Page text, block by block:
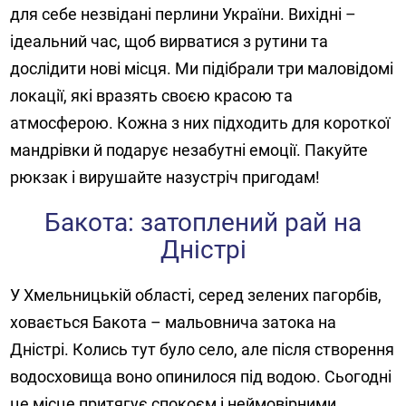
для себе незвідані перлини України. Вихідні –
ідеальний час, щоб вирватися з рутини та
дослідити нові місця. Ми підібрали три маловідомі
локації, які вразять своєю красою та
атмосферою. Кожна з них підходить для короткої
мандрівки й подарує незабутні емоції. Пакуйте
рюкзак і вирушайте назустріч пригодам!
Бакота: затоплений рай на
Дністрі
У Хмельницькій області, серед зелених пагорбів,
ховається Бакота – мальовнича затока на
Дністрі. Колись тут було село, але після створення
водосховища воно опинилося під водою. Сьогодні